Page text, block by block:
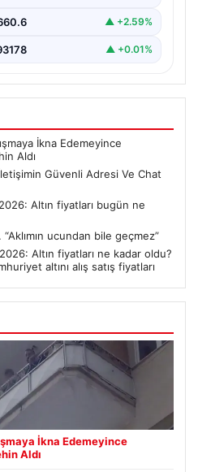
▲ +2.59%
▲ +0.01%
İkna Edemeyince
Aldı
Güvenli Adresi Ve Chat
Altın fiyatları bugün ne
ucundan bile geçmez”
Altın fiyatları ne kadar oldu?
altını alış satış fiyatları
İkna Edemeyince
Aldı